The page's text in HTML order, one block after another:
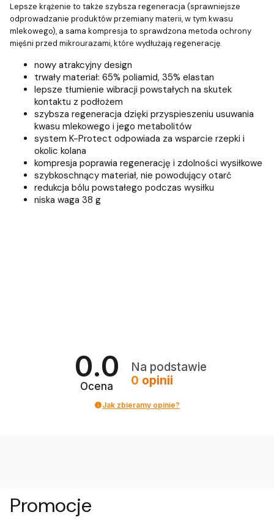
Lepsze krążenie to także szybsza regeneracja (sprawniejsze
odprowadzanie produktów przemiany materii, w tym kwasu
mlekowego), a sama kompresja to sprawdzona metoda ochrony
mięśni przed mikrourazami, które wydłużają regenerację.
nowy atrakcyjny design
trwały materiał: 65% poliamid, 35% elastan
lepsze tłumienie wibracji powstałych na skutek
kontaktu z podłożem
szybsza regeneracja dzięki przyspieszeniu usuwania
kwasu mlekowego i jego metabolitów
system K-Protect odpowiada za wsparcie rzepki i
okolic kolana
kompresja poprawia regenerację i zdolności wysiłkowe
szybkoschnący materiał, nie powodujący otarć
redukcja bólu powstałego podczas wysiłku
niska waga 38 g
0.0
Ocena
Na podstawie
0 opinii
Jak zbieramy opinie?
Promocje